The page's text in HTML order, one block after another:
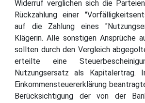
Widerruf verglichen sich die
Rückzahlung einer
auf die Zahlung eines
Klägerin. Alle sonstigen Ansprüche
sollten durch den Vergleich
erteilte eine
Nutzungsersatz als Kapitalertrag.
Einkommensteuererklärung
Berücksichtigung der von der